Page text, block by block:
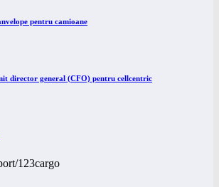
pentru camioane
director general (CFO) pentru cellcentric